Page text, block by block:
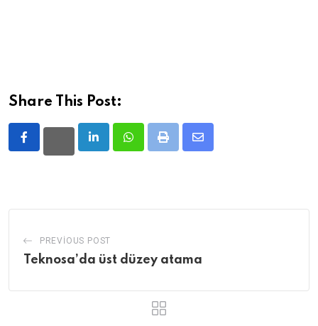
Share This Post:
LinkedInWhatsappPrint
Share
PREVIOUS POST
Teknosa’da üst düzey atama